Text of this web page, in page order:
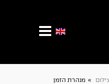
» מנהרת הזמן